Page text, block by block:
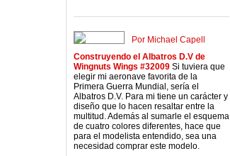
Por Michael Capell
Construyendo el Albatros D.V de
Wingnuts Wings #32009 Si tuviera que
elegir mi aeronave favorita de la
Primera Guerra Mundial, sería el
Albatros D.V. Para mi tiene un carácter y
diseño que lo hacen resaltar entre la
multitud. Además al sumarle el esquema
de cuatro colores diferentes, hace que
para el modelista entendido, sea una
necesidad comprar este modelo.